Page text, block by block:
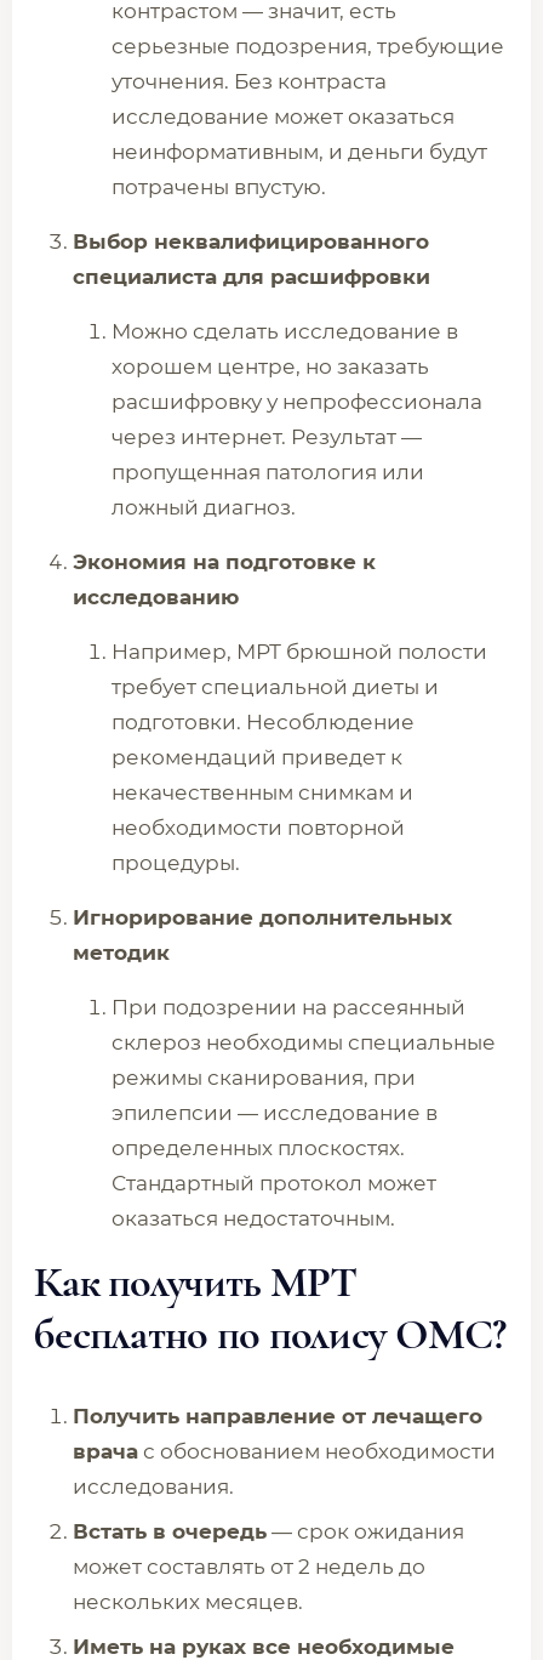
контрастом — значит, есть
серьезные подозрения, требующие
уточнения. Без контраста
исследование может оказаться
неинформативным, и деньги будут
потрачены впустую.
Выбор неквалифицированного
специалиста для расшифровки
Можно сделать исследование в
хорошем центре, но заказать
расшифровку у непрофессионала
через интернет. Результат —
пропущенная патология или
ложный диагноз.
Экономия на подготовке к
исследованию
Например, МРТ брюшной полости
требует специальной диеты и
подготовки. Несоблюдение
рекомендаций приведет к
некачественным снимкам и
необходимости повторной
процедуры.
Игнорирование дополнительных
методик
При подозрении на рассеянный
склероз необходимы специальные
режимы сканирования, при
эпилепсии — исследование в
определенных плоскостях.
Стандартный протокол может
оказаться недостаточным.
Как получить МРТ
бесплатно по полису ОМС?
Получить направление от лечащего
врача с обоснованием необходимости
исследования.
Встать в очередь — срок ожидания
может составлять от 2 недель до
нескольких месяцев.
Иметь на руках все необходимые